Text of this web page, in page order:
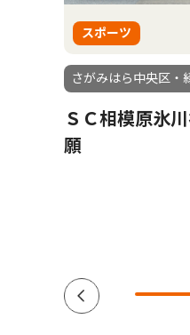
スポーツ
さがみはら中央区・
ＳＣ相模原氷
願